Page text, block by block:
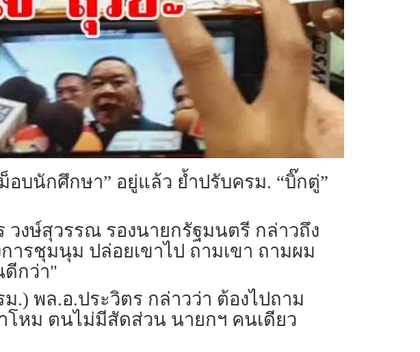
อบนักศึกษา” อยู่แล้ว ย้ำปรับครม. “บิ๊กตู่”
วงษ์สุวรรณ รองนายกรัฐมนตรี กล่าวถึง
รชุมนุม ปล่อยเขาไป ถามเขา ถามผม
ดีกว่า"
พล.อ.ประวิตร กล่าวว่า ต้องไปถาม
หม ตนไม่มีสัดส่วน นายกฯ คนเดียว